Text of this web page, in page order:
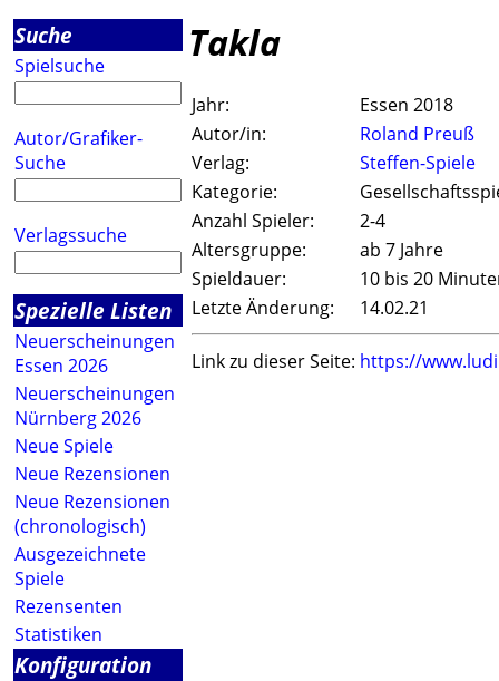
Suche
Spielsuche
Autor/Grafiker-
Suche
Verlagssuche
Spezielle Listen
Neuerscheinungen
Essen 2026
Neuerscheinungen
Nürnberg 2026
Neue Spiele
Neue Rezensionen
Neue Rezensionen
(chronologisch)
Ausgezeichnete
Spiele
Rezensenten
Statistiken
Konfiguration
Takla
Jahr:
Essen 2018
Autor/in:
Roland Preuß
Verlag:
Steffen-Spiele
Kategorie:
Anzahl Spieler:
2-4
Altersgruppe:
ab 7 Jahre
Spieldauer:
10 bis 20
Letzte Änderung:
14.02.21
Link zu dieser Seite: https://